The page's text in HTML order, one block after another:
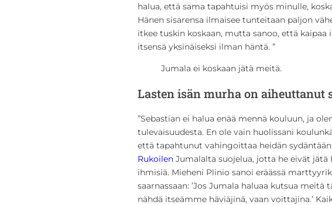
halua, että sama tapahtuisi myös minulle,
Hänen sisarensa ilmaisee tunteitaan paljon
itkee tuskin koskaan, mutta sanoo, että kaipaa
itsensä yksinäiseksi ilman häntä. ”
Jumala ei koskaan jätä meitä.
Lasten isän murha on aiheuttanut
”Sebastian ei halua enää mennä kouluun, ja
tulevaisuudesta. En ole vain huolissani
että tapahtunut vahingoittaa heidän sydäntään
RukoilenJumalalta suojelua, jotta he eivät jätä
ihmisiä. Mieheni Plinio sanoi eräässä
saarnassaan: ’Jos Jumala haluaa kutsua meitä
nähdä itseämme häviäjinä, vaan voittajina.’